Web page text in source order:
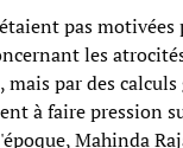
pas motivées
les
par des
à faire pression
Mahinda